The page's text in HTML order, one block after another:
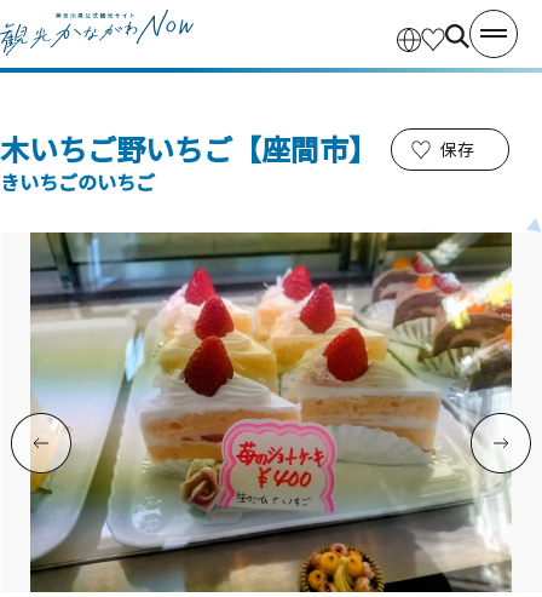
木いちご野いちご【座間市】
きいちごのいちご
保存